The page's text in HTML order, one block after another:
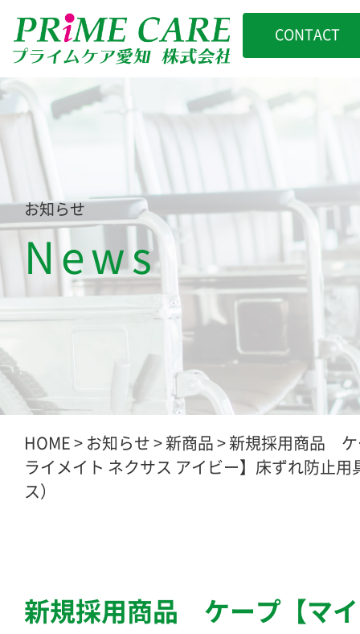
CONTACT
お知らせ
News
HOME > お知らせ > 新商品 > 新規採用商品 ケ
ライメイト ネクサス アイビー】床ずれ防止用
ス）
新規採用商品 ケープ【マ